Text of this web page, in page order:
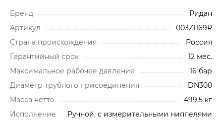
Бренд
Ридан
Артикул
003Z1169R
Cтрана происхождения
Россия
Гарантийный срок
12 мес.
Максимальное рабочее давление
16 бар
Диаметр трубного присоединения
DN300
Масса нетто
499,5 кг
Исполнение
Ручной, с измерительными ниппелями